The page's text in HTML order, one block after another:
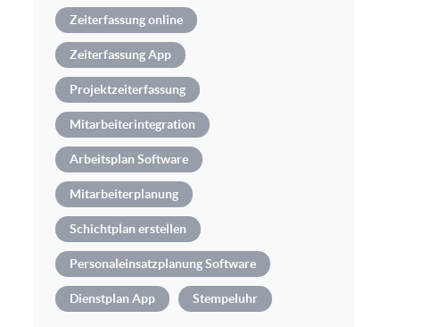
Zeiterfassung online
Zeiterfassung App
Projektzeiterfassung
Mitarbeiterintegration
Arbeitsplan Software
Mitarbeiterplanung
Schichtplan erstellen
Personaleinsatzplanung Software
Dienstplan App Stempeluhr